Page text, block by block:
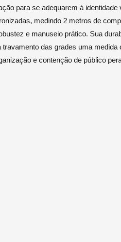
para se adequarem à
medindo 2 metros de
e manuseio prático. Sua
travamento das grades uma
e contenção de público